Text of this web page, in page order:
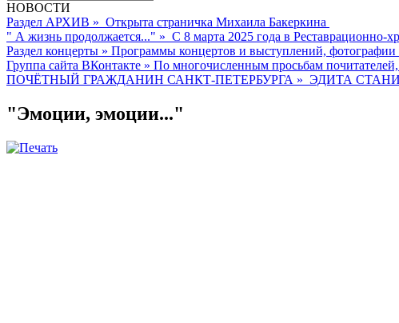
НОВОСТИ
Раздел АРХИВ » Открыта страничка Михаила Бакеркина
" А жизнь продолжается..." » С 8 марта 2025 года в Реставрационно-
Раздел концерты » Программы концертов и выступлений, фотографии
Группа сайта ВКонтакте » По многочисленным просьбам
ПОЧЁТНЫЙ ГРАЖДАНИН САНКТ-ПЕТЕРБУРГА » ЭДИТА
"Эмоции, эмоции..."